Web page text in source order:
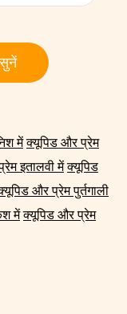
सुनें
में क्यूपिड और प्रेम
इतालवी में क्यूपिड
और प्रेम पुर्तगाली
में क्यूपिड और प्रेम